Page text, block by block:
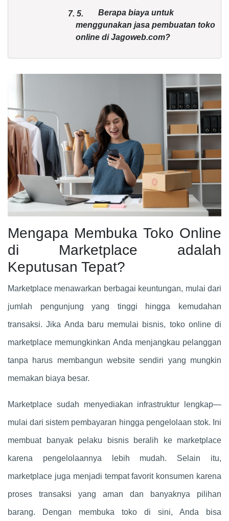
7. 5.
Berapa biaya untuk
menggunakan jasa pembuatan toko
online di Jagoweb.com?
Mengapa Membuka Toko Online
di Marketplace adalah
Keputusan Tepat?
Marketplace menawarkan berbagai keuntungan, mulai dari
jumlah pengunjung yang tinggi hingga kemudahan
transaksi. Jika Anda baru memulai bisnis, toko online di
marketplace memungkinkan Anda menjangkau pelanggan
tanpa harus membangun website sendiri yang mungkin
memakan biaya besar.
Marketplace sudah menyediakan infrastruktur lengkap—
mulai dari sistem pembayaran hingga pengelolaan stok. Ini
membuat banyak pelaku bisnis beralih ke marketplace
karena pengelolaannya lebih mudah. Selain itu,
marketplace juga menjadi tempat favorit konsumen karena
proses transaksi yang aman dan banyaknya pilihan
barang. Dengan membuka toko di sini, Anda bisa